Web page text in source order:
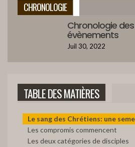
GUERRE DE GOG ET
45:15
ÉVITER
LE BANQUET
39:09
CAPTURE
CHRONOLOGIE
Chronologie
évènements
Juil 30, 2022
TABLE DES MATIÈRES
Le sang des Chrétiens: une
Les compromis commencent
Les deux catégories de disciples